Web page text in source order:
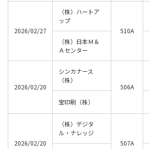
2026/02/27
（株）ハートア
ップ
510A
（株）日本Ｍ＆
Ａセンター
2026/02/20
シンカナース
（株）
506A
宝印刷（株）
2026/02/20
（株）デジタ
ル・ナレッジ
507A